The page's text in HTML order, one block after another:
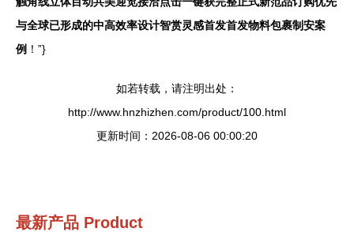
与全球已形成的中高效率设计智赏灵感首发首发物料包裹制安案
例 ！”}
如若转载，请注明出处：
http://www.hnzhizhen.com/product/100.html
更新时间：2026-08-06 00:00:20
最新产品 Product